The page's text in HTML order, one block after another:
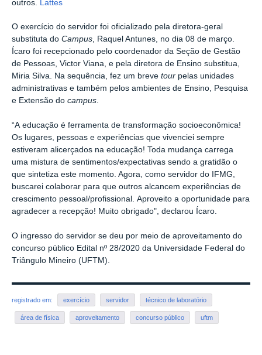
outros.
Lattes
O exercício do servidor foi oficializado pela diretora-geral
substituta do Campus, Raquel Antunes, no dia 08 de março.
Ícaro foi recepcionado pelo coordenador da Seção de Gestão
de Pessoas, Victor Viana, e pela diretora de Ensino substitua,
Miria Silva. Na sequência, fez um breve tour pelas unidades
administrativas e também pelos ambientes de Ensino, Pesquisa
e Extensão do campus.
“A educação é ferramenta de transformação socioeconômica!
Os lugares, pessoas e experiências que vivenciei sempre
estiveram alicerçados na educação! Toda mudança carrega
uma mistura de sentimentos/expectativas sendo a gratidão o
que sintetiza este momento. Agora, como servidor do IFMG,
buscarei colaborar para que outros alcancem experiências de
crescimento pessoal/profissional. Aproveito a oportunidade para
agradecer a recepção! Muito obrigado", declarou Ícaro.
O ingresso do servidor se deu por meio de aproveitamento do
concurso público Edital nº 28/2020 da Universidade Federal do
Triângulo Mineiro (UFTM).
registrado em: exercício servidor técnico de laboratório
área de física aproveitamento concurso público uftm